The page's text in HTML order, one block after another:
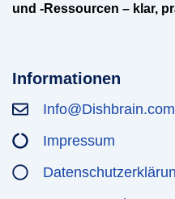
und -Ressourcen – klar,
Informationen
Info@Dishbrain.com
Impressum